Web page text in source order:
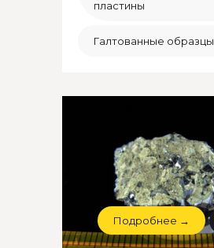
пластины
Галтованные образцы
Подробнее →